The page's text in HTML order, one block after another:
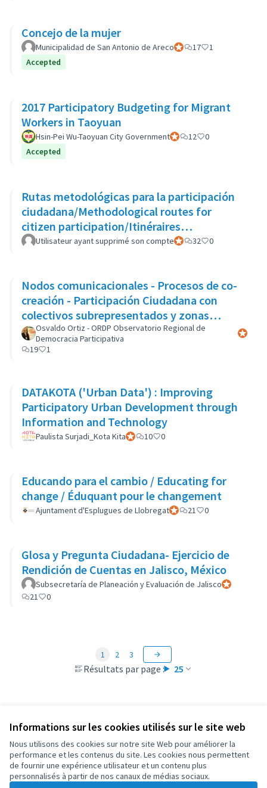
Informations sur les cookies utilisés sur le site web
Nous utilisons des cookies sur notre site Web pour améliorer la
performance et les contenus du site. Les cookies nous permettent
de fournir une expérience utilisateur et un contenu plus
personnalisés à partir de nos canaux de médias sociaux.
Concejo de la mujer
Municipalidad de San Antonio de ArecoParticipant officiel
17
1
Accepted
2017 Participatory Budgeting for Migrant
Workers in Taoyuan
Hsin-Pei Wu-Taoyuan City GovernmentParticipant officiel
12
0
Accepted
Rutas metodológicas para la participación
ciudadana/Methodological routes for
citizen participation/Itinéraires
méthodologiques pour la participation
Utilisateur ayant supprimé son compteParticipant officiel
32 0
Nodos comunicacionales - Procesos de co-
creación - Participación Ciudadana con
colectivos subrepresentados y zonas
marginales
Osvaldo Ortiz - ORDP Observatorio Regional de
Democracia Participativa
19
1
DATAKOTA ('Urban Data') : Improving
Participatory Urban Development through
Information and Technology
Paulista Surjadi_Kota KitaParticipant officiel
10 0
Educando para el cambio / Educating for
change / Éduquant pour le changement
Ajuntament d'Esplugues de LlobregatParticipant officiel
21 0
Glosa y Pregunta Ciudadana- Ejercicio de
Rendición de Cuentas en Jalisco, México
Subsecretaría de Planeación y Evaluación de JaliscoParticipant
21
0
Résultats par page : 25
1 2 3
Conditions d'utilisation
Paramètres des cookies
OIDP sur X
(Lien externe)
OIDP sur Facebook
(Lien externe)
OIDP sur YouTube
(Lien externe)
Français
Choose languageChoisir la langueElegir el idioma